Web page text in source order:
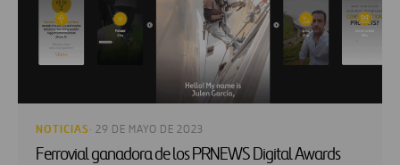
NOTICIAS · 29 DE MAYO DE 2023
Ferrovial ganadora de los PRNEWS Digital Awards